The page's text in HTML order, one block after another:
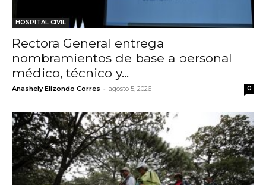
HOSPITAL CIVIL
Rectora General entrega
nombramientos de base a personal
médico, técnico y...
Anashely Elizondo Corres - agosto 5, 2026 0